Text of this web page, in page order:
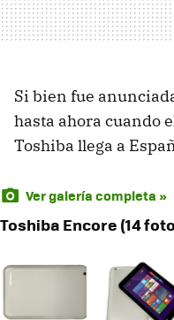
Si bien fue
hasta ahora cuando
Toshiba llega a
Ver galería completa »
Toshiba Encore (14